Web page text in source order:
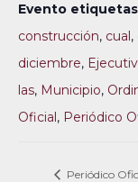
Evento
construcción, cual,
diciembre,
las, Municipio,
Oficial, Periódico
Periódico